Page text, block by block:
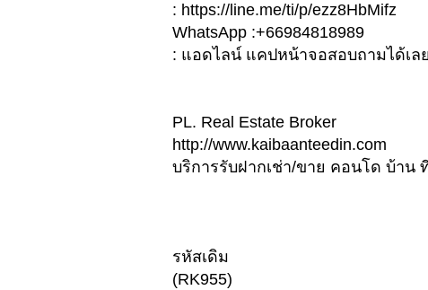
: https://line.me/ti/p/ezz8HbMifz
WhatsApp :+66984818989
: แอดไลน์ แคปหน้าจอสอบถามได้เล
PL. Real Estate Broker
http://www.kaibaanteedin.com
บริการรับฝากเช่า/ขาย คอนโด บ้าน
รหัสเดิม
(RK955)